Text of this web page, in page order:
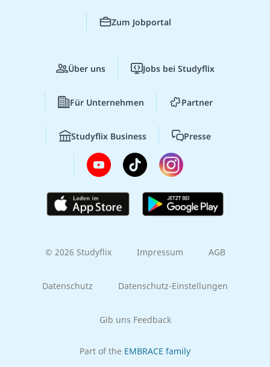
Zum Jobportal
Über uns Jobs bei Studyflix
Für Unternehmen Partner
Studyflix Business Presse
© 2026 Studyflix Impressum AGB
Datenschutz Datenschutz-Einstellungen
Gib uns Feedback
Part of the EMBRACE family